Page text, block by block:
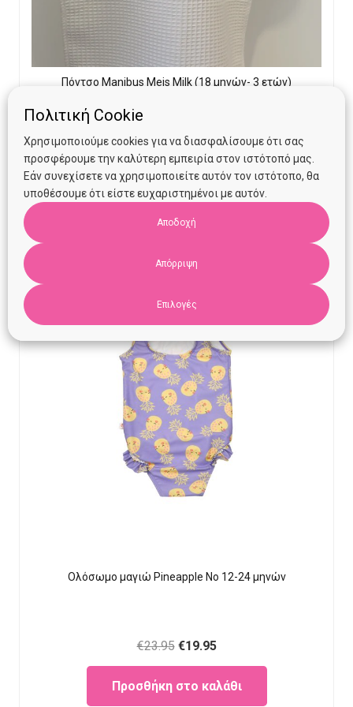
Πόντσο Manibus Meis Milk (18 μηνών- 3 ετών)
€26.00 Original
price
was:
€26.00.
€ 15.00Current
price
is:
Προσθήκη στο καλάθι
Ολόσωμο μαγιώ Pineapple Νο 12-24 μηνών
€23.95 Original
price
was:
€19.95Current
price
is:
Προσθήκη στο καλάθι
Πολιτική Cookie
Χρησιμοποιούμε cookies για να διασφαλίσουμε ότι σας
προσφέρουμε την καλύτερη εμπειρία στον ιστότοπό μας.
Εάν συνεχίσετε να χρησιμοποιείτε αυτόν τον ιστότοπο, θα
υποθέσουμε ότι είστε ευχαριστημένοι με αυτόν.
Αποδοχή
Απόρριψη
Επιλογές